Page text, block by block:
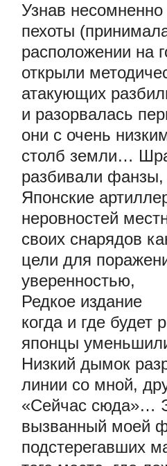
Узнав
пехоты
расположении на
открыли
атакующих
и разорвалась
они с очень
столб земли…
разбивали
Японские
неровностей
своих снарядов
цели для
уверенностью,
Редкое издание
когда и где
японцы
Низкий дымок
линии со мной,
«Сейчас сюда»…
вызванный моей
подстерегавших